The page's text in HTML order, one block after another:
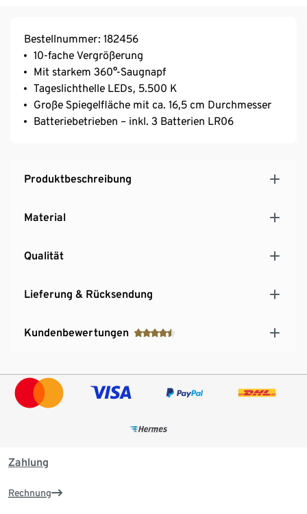
Bestellnummer: 182456
10-fache Vergrößerung
Mit starkem 360°-Saugnapf
Tageslichthelle LEDs, 5.500 K
Große Spiegelfläche mit ca. 16,5 cm Durchmesser
Batteriebetrieben – inkl. 3 Batterien LR06
Produktbeschreibung
Material
Qualität
Lieferung & Rücksendung
Kundenbewertungen
Zahlung
Rechnung